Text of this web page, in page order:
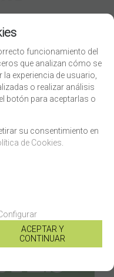
funcionamiento del
que analizan cómo se
experiencia de usuario,
o realizar análisis
botón para aceptarlas o
su consentimiento en
de Cookies
ACEPTAR Y
CONTINUAR